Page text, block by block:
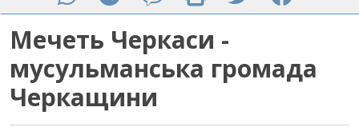
Мечеть Черкаси -
мусульманська громада
Черкащини